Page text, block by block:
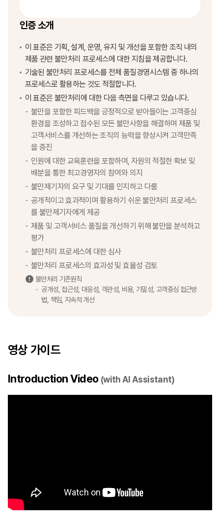
인증 소개
이 표준은 기획, 설계, 운영, 유지 및 개선을 포함한 조직 내의
제품 관련 불만처리 프로세스에 대한 지침을 제공합니다.
기술된 불만처리 프로세스를 전체 품질경영시스템 중 하나의
프로세스로 활용하는 것도 적절합니다.
이 표준은 불만처리에 대한 다음 측면을 다루고 있습니다.
불만을 포함한 피드백을 긍정적으로 받아들이는 고객중심
환경을 조성하고 접수된 모든 불만사항을 해결하며 제품 및
고객서비스를 개선하는 조직의 능력을 향상시켜 고객만족
을 증진
인원에 대한 교육훈련을 포함하여, 자원의 적절한 확보 및
배분을 통한 최고경영자의 참여와 의지
불만제기자의 요구 및 기대를 인지하고 다룸
공개적이고 효과적이며 활용하기 쉬운 불만처리 프로세스
를 불만제기자에게 제공
제품 및 고객서비스 품질을 개선하기 위해 불만을 분석하고
평가
불만처리 프로세스에 대한 심사
불만처리 프로세스의 효과성 및 효율성 검토
불만처리 기존원칙
공개성, 접근성, 대응성, 객관성, 비용, 기밀성, 고객중심 접근방
법, 책임, 지속적 개선
영상 가이드
Introduction Video (with AI Assistant)